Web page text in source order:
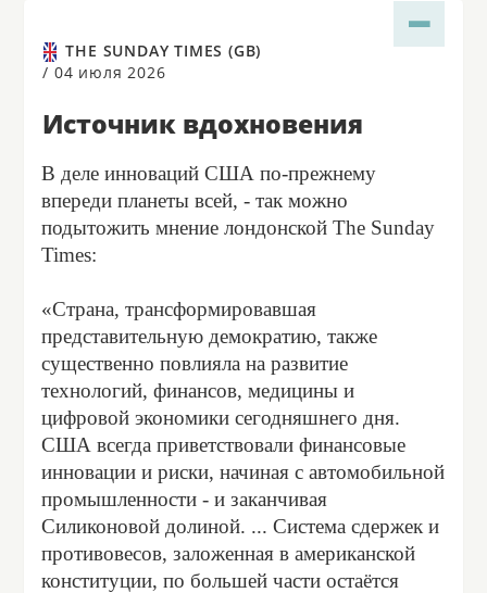
THE SUNDAY TIMES (GB)
/ 04 июля 2026
Источник вдохновения
В деле инноваций США по-прежнему
впереди планеты всей, - так можно
подытожить мнение лондонской The Sunday
Times:
«Страна, трансформировавшая
представительную демократию, также
существенно повлияла на развитие
технологий, финансов, медицины и
цифровой экономики сегодняшнего дня.
США всегда приветствовали финансовые
инновации и риски, начиная с автомобильной
промышленности - и заканчивая
Силиконовой долиной. ... Система сдержек и
противовесов, заложенная в американской
конституции, по большей части остаётся